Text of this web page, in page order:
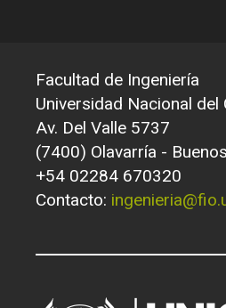
Facultad de Ingeniería
Universidad Nacional
Av. Del Valle 5737
(7400) Olavarría -
+54 02284 670320
Contacto: